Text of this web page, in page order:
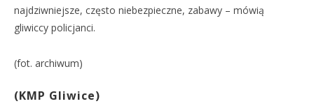
najdziwniejsze, często niebezpieczne, zabawy – mówią
gliwiccy policjanci.
(fot. archiwum)
(KMP Gliwice)